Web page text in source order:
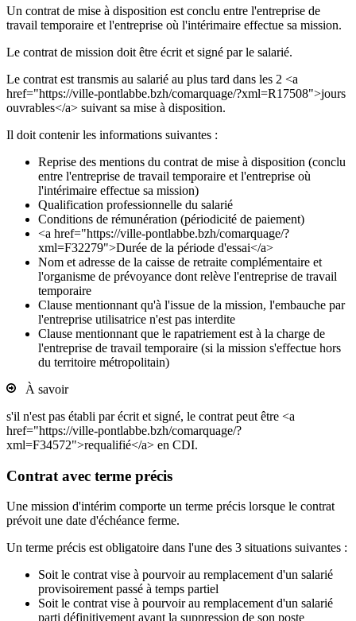
Un contrat de mise à disposition est conclu entre l'entreprise de
travail temporaire et l'entreprise où l'intérimaire effectue sa mission.
Le contrat de mission doit être écrit et signé par le salarié.
Le contrat est transmis au salarié au plus tard dans les 2 <a
href="https://ville-pontlabbe.bzh/comarquage/?xml=R17508">jours
ouvrables</a> suivant sa mise à disposition.
Il doit contenir les informations suivantes :
Reprise des mentions du contrat de mise à disposition (conclu
entre l'entreprise de travail temporaire et l'entreprise où
l'intérimaire effectue sa mission)
Qualification professionnelle du salarié
Conditions de rémunération (périodicité de paiement)
<a href="https://ville-pontlabbe.bzh/comarquage/?
xml=F32279">Durée de la période d'essai</a>
Nom et adresse de la caisse de retraite complémentaire et
l'organisme de prévoyance dont relève l'entreprise de travail
temporaire
Clause mentionnant qu'à l'issue de la mission, l'embauche par
l'entreprise utilisatrice n'est pas interdite
Clause mentionnant que le rapatriement est à la charge de
l'entreprise de travail temporaire (si la mission s'effectue hors
du territoire métropolitain)
À savoir
s'il n'est pas établi par écrit et signé, le contrat peut être <a
href="https://ville-pontlabbe.bzh/comarquage/?
xml=F34572">requalifié</a> en CDI.
Contrat avec terme précis
Une mission d'intérim comporte un terme précis lorsque le contrat
prévoit une date d'échéance ferme.
Un terme précis est obligatoire dans l'une des 3 situations suivantes :
Soit le contrat vise à pourvoir au remplacement d'un salarié
provisoirement passé à temps partiel
Soit le contrat vise à pourvoir au remplacement d'un salarié
parti définitivement avant la suppression de son poste